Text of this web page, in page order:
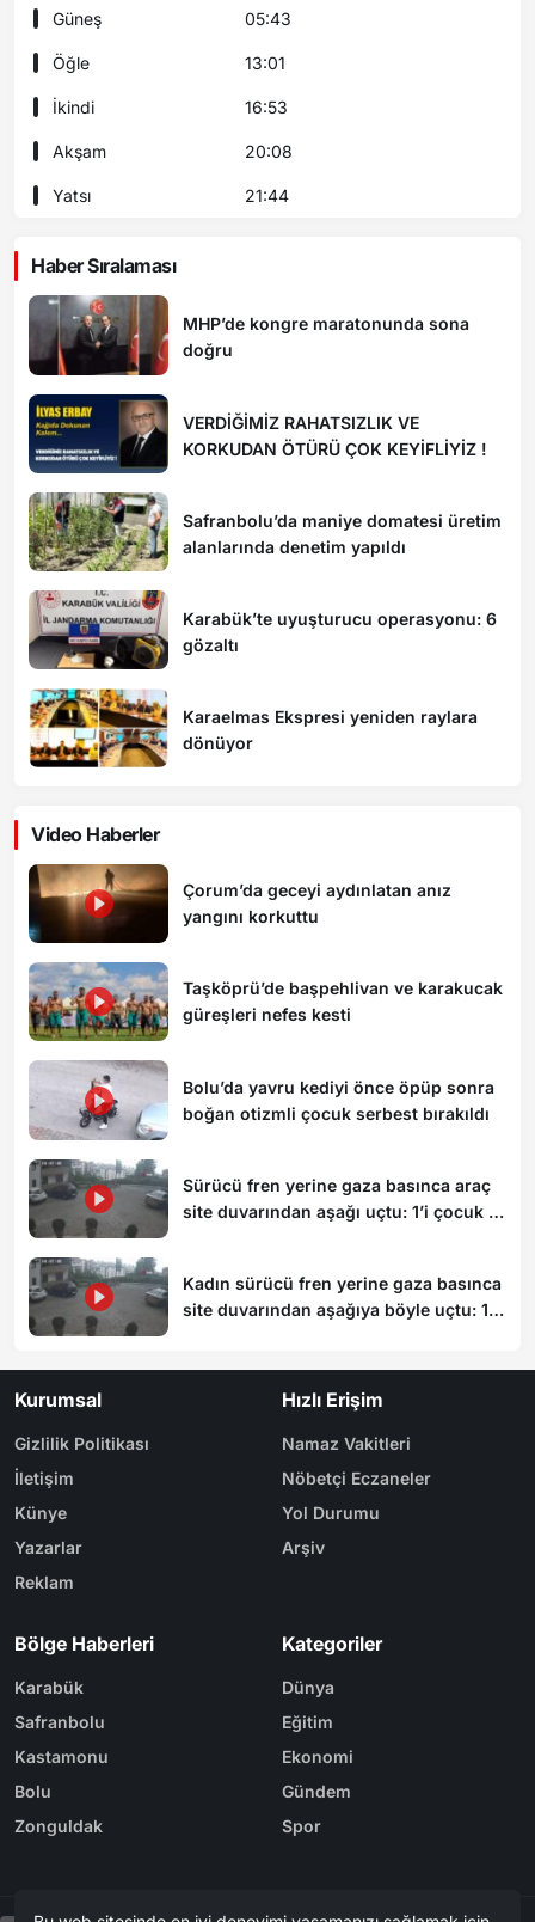
Güneş 05:43
Öğle 13:01
İkindi 16:53
Akşam 20:08
Yatsı 21:44
Haber Sıralaması
MHP’de kongre maratonunda sona
doğru
VERDİĞİMİZ RAHATSIZLIK VE
KORKUDAN ÖTÜRÜ ÇOK KEYİFLİYİZ !
Safranbolu’da maniye domatesi üretim
alanlarında denetim yapıldı
Karabük’te uyuşturucu operasyonu: 6
gözaltı
Karaelmas Ekspresi yeniden raylara
dönüyor
Video Haberler
Çorum’da geceyi aydınlatan anız
yangını korkuttu
Taşköprü’de başpehlivan ve karakucak
güreşleri nefes kesti
Bolu’da yavru kediyi önce öpüp sonra
boğan otizmli çocuk serbest bırakıldı
Sürücü fren yerine gaza basınca araç
site duvarından aşağı uçtu: 1’i çocuk 3
Kadın sürücü fren yerine gaza basınca
site duvarından aşağıya böyle uçtu: 1’i
Kurumsal
Gizlilik Politikası
İletişim
Künye
Yazarlar
Reklam
Hızlı Erişim
Namaz Vakitleri
Nöbetçi Eczaneler
Yol Durumu
Arşiv
Bölge Haberleri
Karabük
Safranbolu
Kastamonu
Bolu
Zonguldak
Kategoriler
Dünya
Eğitim
Ekonomi
Gündem
Spor